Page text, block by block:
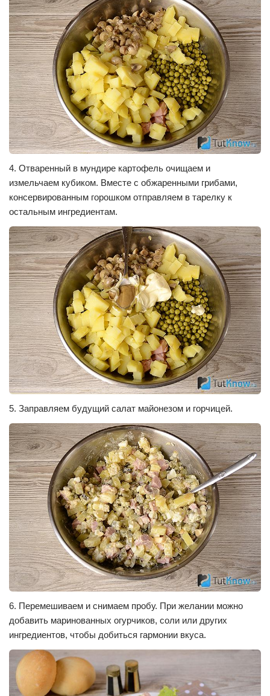
4. Отваренный в мундире картофель очищаем и
измельчаем кубиком. Вместе с обжаренными грибами,
консервированным горошком отправляем в тарелку к
остальным ингредиентам.
5. Заправляем будущий салат майонезом и горчицей.
6. Перемешиваем и снимаем пробу. При желании можно
добавить маринованных огурчиков, соли или других
ингредиентов, чтобы добиться гармонии вкуса.